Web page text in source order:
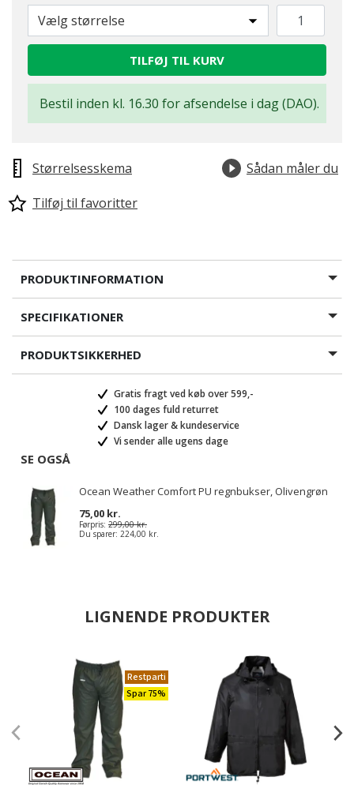
Vælg størrelse
TILFØJ TIL KURV
Bestil inden kl. 16.30 for afsendelse i dag (DAO).
Størrelsesskema
Sådan måler du
Tilføj til favoritter
PRODUKTINFORMATION
SPECIFIKATIONER
PRODUKTSIKKERHED
Gratis fragt ved køb over 599,-
100 dages fuld returret
Dansk lager & kundeservice
Vi sender alle ugens dage
SE OGSÅ
Ocean Weather Comfort PU regnbukser, Olivengrøn
75,00 kr.
Førpris: 299,00 kr.
Du sparer: 224,00 kr.
LIGNENDE PRODUKTER
Restparti
Spar 75%